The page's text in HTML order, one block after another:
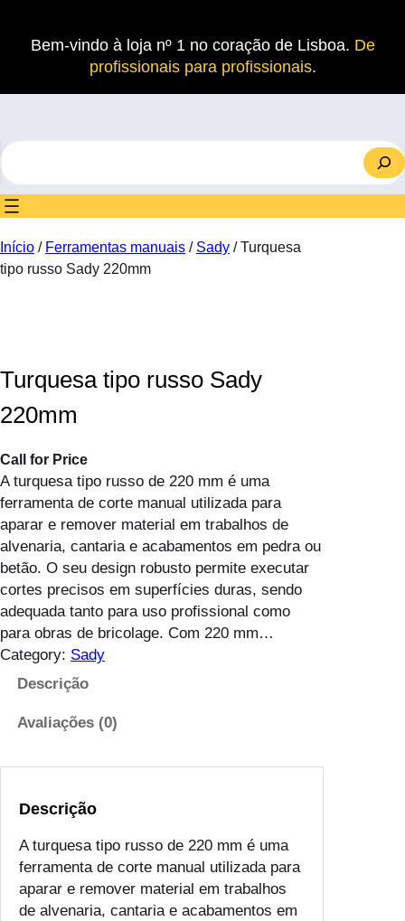
Bem-vindo à loja nº 1 no coração de Lisboa. De
profissionais para profissionais.
S
e
a
r
h
Início / Ferramentas manuais / Sady / Turquesa
tipo russo Sady 220mm
Turquesa tipo russo Sady
220mm
Call for Price
A turquesa tipo russo de 220 mm é uma
ferramenta de corte manual utilizada para
aparar e remover material em trabalhos de
alvenaria, cantaria e acabamentos em pedra ou
betão. O seu design robusto permite executar
cortes precisos em superfícies duras, sendo
adequada tanto para uso profissional como
para obras de bricolage. Com 220 mm…
Category: Sady
Descrição
Avaliações (0)
Descrição
A turquesa tipo russo de 220 mm é uma
ferramenta de corte manual utilizada para
aparar e remover material em trabalhos
de alvenaria, cantaria e acabamentos em